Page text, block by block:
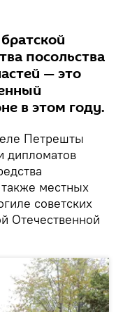
посольства
— это
в этом году.
Петрешты
дипломатов
местных
советских
Отечественной